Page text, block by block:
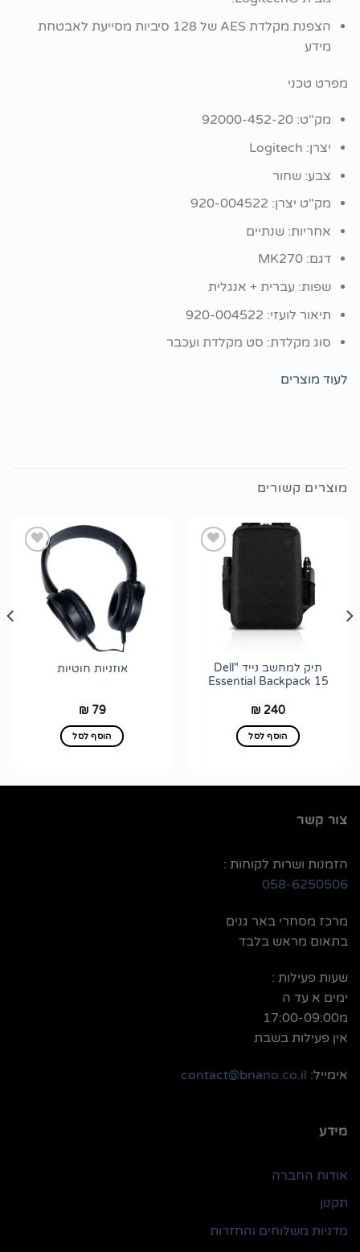
הצפנת מקלדת AES של 128 סיביות מסייעת לאבטחת
מידע
מפרט טכני
מק"ט: 92000-452-20
יצרן: Logitech
צבע: שחור
מק"ט יצרן: 920-004522
אחריות: שנתיים
דגם: MK270
שפות: עברית + אנגלית
תיאור לועזי: 920-004522
סוג מקלדת: סט מקלדת ועכבר
לעוד מוצרים
מוצרים קשורים
תיק למחשב נייד "Dell
Essential Backpack 15
₪ 240
הוסף לסל
לרשימת
wishlist
אוזניות חוטיות
₪79
הוסף לסל
צור קשר
הזמנות ושרות לקוחות :
058-6250506
מרכז מסחרי באר גנים
בתאום מראש בלבד
שעות פעילות :
ימים א עד ה
מ17:00-09:00
אין פעילות בשבת
אימייל: contact@bnano.co.il
מידע
אודות החברה
תקנון
מדניות משלוחים והחזרות